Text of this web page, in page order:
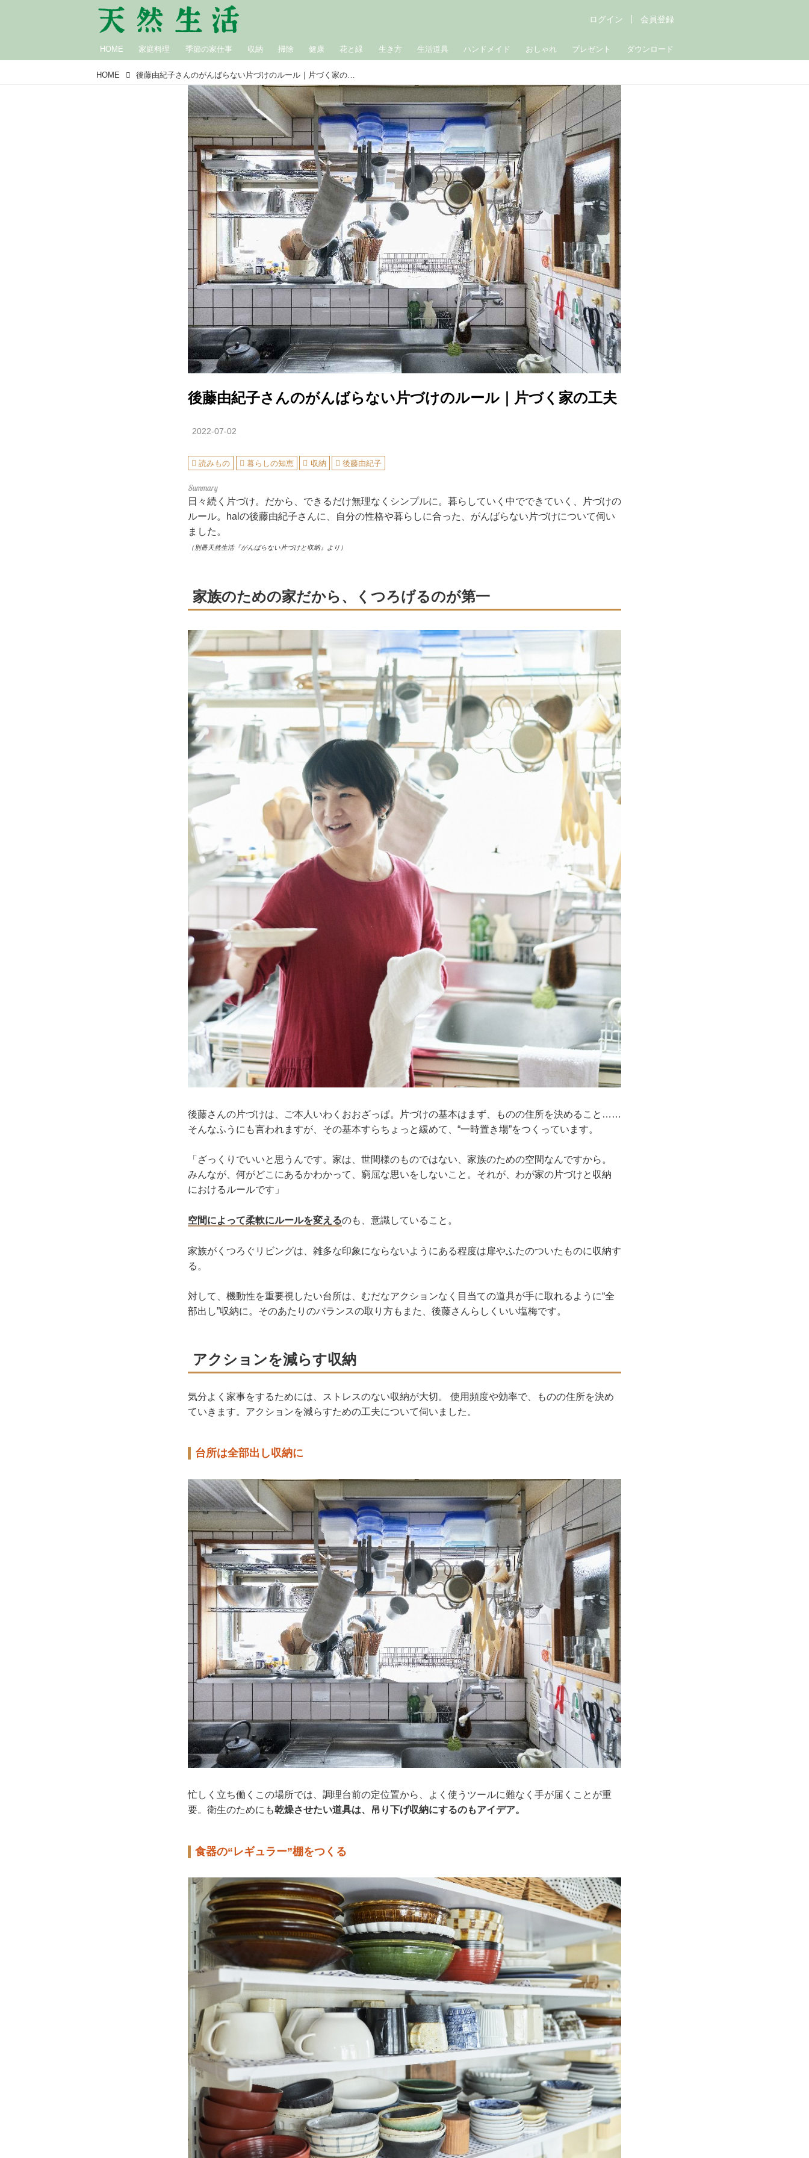
HOME 家庭料理 季節の家仕事 収納 掃除 健康 花と緑 生き方 生活道具 ハンドメイド おしゃれ プレゼント ダウンロード
ログイン 会員登録
HOME 後藤由紀子さんのがんばらない片づけのルール｜片づく家の工夫
後藤由紀子さんのがんばらない片づけのルール｜片づく家の工夫
2022-07-02
読みもの 暮らしの知恵 収納 後藤由紀子
日々続く片づけ。だから、できるだけ無理なくシンプルに。暮らしていく中でできていく、片づけの
ルール。halの後藤由紀子さんに、自分の性格や暮らしに合った、がんばらない片づけについて伺い
ました。
（別冊天然生活『がんばらない片づけと収納』より）
家族のための家だから、くつろげるのが第一
後藤さんの片づけは、ご本人いわくおおざっぱ。片づけの基本はまず、ものの住所を決めること……
そんなふうにも言われますが、その基本すらちょっと緩めて、“一時置き場”をつくっています。
「ざっくりでいいと思うんです。家は、世間様のものではない、家族のための空間なんですから。
みんなが、何がどこにあるかわかって、窮屈な思いをしないこと。それが、わが家の片づけと収納
におけるルールです」
空間によって柔軟にルールを変えるのも、意識していること。
家族がくつろぐリビングは、雑多な印象にならないようにある程度は扉やふたのついたものに収納す
る。
対して、機動性を重要視したい台所は、むだなアクションなく目当ての道具が手に取れるように“全
部出し”収納に。そのあたりのバランスの取り方もまた、後藤さんらしくいい塩梅です。
アクションを減らす収納
気分よく家事をするためには、ストレスのない収納が大切。 使用頻度や効率で、ものの住所を決め
ていきます。アクションを減らすための工夫について伺いました。
台所は全部出し収納に
忙しく立ち働くこの場所では、調理台前の定位置から、よく使うツールに難なく手が届くことが重
要。衛生のためにも乾燥させたい道具は、吊り下げ収納にするのもアイデア。
食器の“レギュラー”棚をつくる